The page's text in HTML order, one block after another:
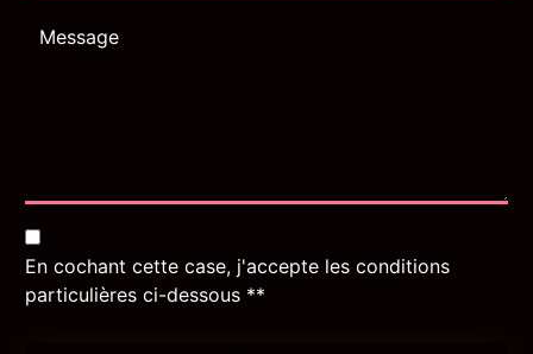
En cochant cette case, j'accepte les conditions
particulières ci-dessous **